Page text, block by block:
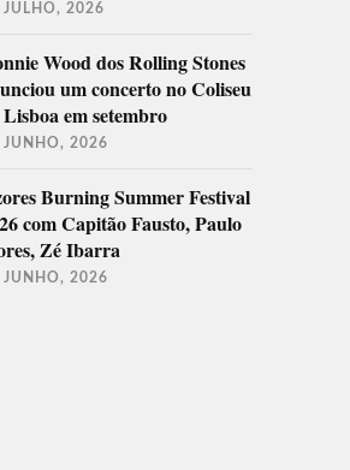
JULHO, 2026
Wood dos Rolling Stones
um concerto no Coliseu
em setembro
JUNHO, 2026
Burning Summer Festival
com Capitão Fausto, Paulo
Zé Ibarra
JUNHO, 2026